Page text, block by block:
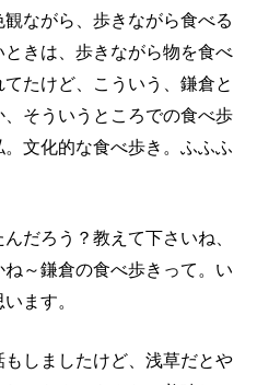
ながら、歩きながら食べる
きは、歩きながら物を食べ
たけど、こういう、鎌倉と
そういうところでの食べ歩
文化的な食べ歩き。ふふふ
だろう？教えて下さいね、
～鎌倉の食べ歩きって。い
ます。
しましたけど、浅草だとや